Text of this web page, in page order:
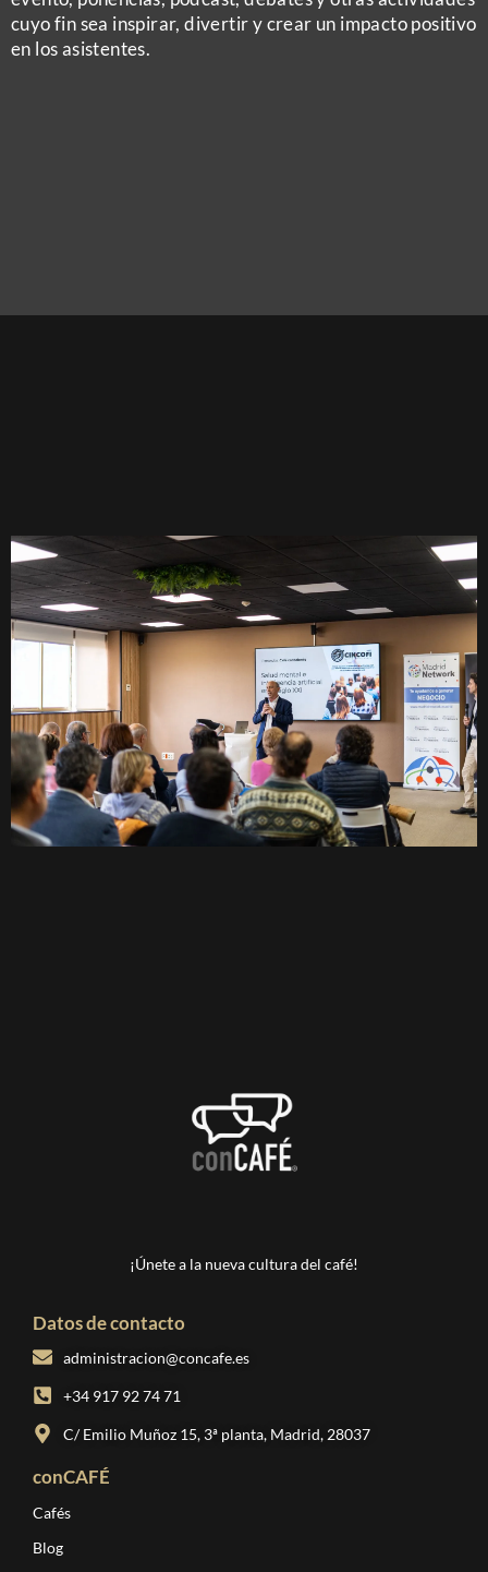
cuyo fin sea inspirar, divertir y crear un impacto positivo
en los asistentes.
¡Únete a la nueva cultura del café!
Datos de contacto
administracion@concafe.es
+34 917 92 74 71
C/ Emilio Muñoz 15, 3ª planta, Madrid, 28037
conCAFÉ
Cafés
Blog